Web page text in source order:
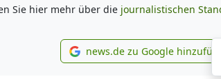
Sie hier mehr über die journalistischen
news.de zu
news.de zu Google